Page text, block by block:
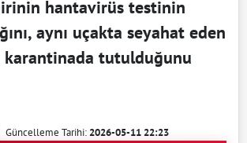
hantavirüs testinin
aynı uçakta seyahat eden
tutulduğunu
Güncelleme Tarihi:2026-05-11 22:23